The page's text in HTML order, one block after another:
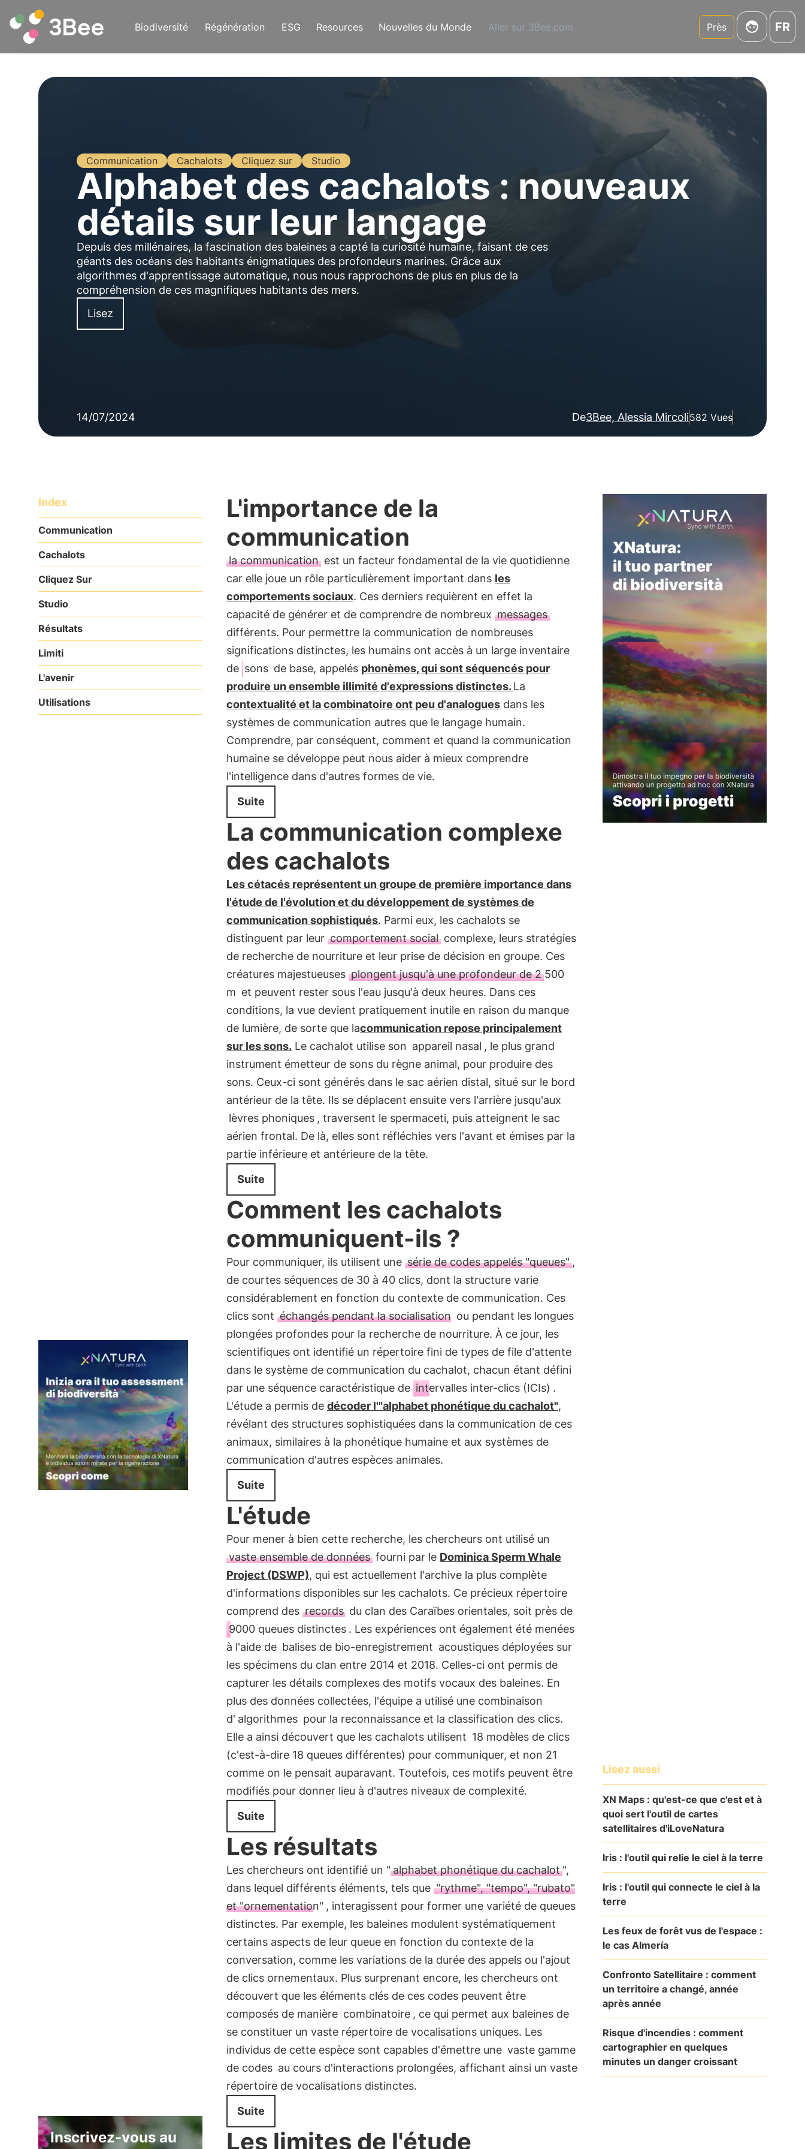
Biodiversité Régénération ESG Resources Nouvelles du Monde Aller sur 3Bee.com Près FR
Communication Cachalots Cliquez sur Studio
Alphabet des cachalots : nouveaux
détails sur leur langage
Depuis des millénaires, la fascination des baleines a capté la curiosité humaine, faisant de ces
géants des océans des habitants énigmatiques des profondeurs marines. Grâce aux
algorithmes d'apprentissage automatique, nous nous rapprochons de plus en plus de la
compréhension de ces magnifiques habitants des mers.
Lisez
14/07/2024 De3Bee, Alessia Mircoli582 Vues
Index
Communication
Cachalots
Cliquez Sur
Studio
Résultats
Limiti
L'avenir
Utilisations
Inscrivez-vous au
L'importance de la
communication
la communicationest un facteur fondamental de la vie quotidienne
car elle joue un rôle particulièrement important dans les
comportements sociaux. Ces derniers requièrent en effet la
capacité de générer et de comprendre de nombreux messages
différents. Pour permettre la communication de nombreuses
significations distinctes, les humains ont accès à un large inventaire
de sons de base, appelés phonèmes, qui sont séquencés pour
produire un ensemble illimité d'expressions distinctes.La
contextualité et la combinatoire ont peu d'analoguesdans les
systèmes de communication autres que le langage humain.
Comprendre, par conséquent, comment et quand la communication
humaine se développe peut nous aider à mieux comprendre
l'intelligence dans d'autres formes de vie.
Suite
La communication complexe
des cachalots
Les cétacés représentent un groupe de première importance dans
l'étude de l'évolution et du développement de systèmes de
communication sophistiqués. Parmi eux, les cachalots se
distinguent par leur comportement socialcomplexe, leurs stratégies
de recherche de nourriture et leur prise de décision en groupe. Ces
créatures majestueuses plongent jusqu'à une profondeur de 2 500
m et peuvent rester sous l'eau jusqu'à deux heures. Dans ces
conditions, la vue devient pratiquement inutile en raison du manque
de lumière, de sorte que lacommunication repose principalement
sur les sons.Le cachalot utilise son appareil nasal , le plus grand
instrument émetteur de sons du règne animal, pour produire des
sons. Ceux-ci sont générés dans le sac aérien distal, situé sur le bord
antérieur de la tête. Ils se déplacent ensuite vers l'arrière jusqu'aux
lèvres phoniques , traversent le spermaceti, puis atteignent le sac
aérien frontal. De là, elles sont réfléchies vers l'avant et émises par la
partie inférieure et antérieure de la tête.
Suite
Comment les cachalots
communiquent-ils ?
Pour communiquer, ils utilisent une série de codes appelés "queues",
de courtes séquences de 30 à 40 clics, dont la structure varie
considérablement en fonction du contexte de communication. Ces
clics sont échangés pendant la socialisation ou pendant les longues
plongées profondes pour la recherche de nourriture. À ce jour, les
scientifiques ont identifié un répertoire fini de types de file d'attente
dans le système de communication du cachalot, chacun étant défini
par une séquence caractéristique de intervalles inter-clics (ICIs) .
L'étude a permis de décoder l'"alphabet phonétique du cachalot",
révélant des structures sophistiquées dans la communication de ces
animaux, similaires à la phonétique humaine et aux systèmes de
communication d'autres espèces animales.
Suite
L'étude
Pour mener à bien cette recherche, les chercheurs ont utilisé un
vaste ensemble de donnéesfourni par le Dominica Sperm Whale
Project (DSWP), qui est actuellement l'archive la plus complète
d'informations disponibles sur les cachalots. Ce précieux répertoire
comprend des records du clan des Caraïbes orientales, soit près de
9000 queues distinctes . Les expériences ont également été menées
à l'aide de balises de bio-enregistrement acoustiques déployées sur
les spécimens du clan entre 2014 et 2018. Celles-ci ont permis de
capturer les détails complexes des motifs vocaux des baleines. En
plus des données collectées, l'équipe a utilisé une combinaison
d' algorithmes pour la reconnaissance et la classification des clics.
Elle a ainsi découvert que les cachalots utilisent 18 modèles de clics
(c'est-à-dire 18 queues différentes) pour communiquer, et non 21
comme on le pensait auparavant. Toutefois, ces motifs peuvent être
modifiés pour donner lieu à d'autres niveaux de complexité.
Suite
Les résultats
Les chercheurs ont identifié un " alphabet phonétique du cachalot",
dans lequel différents éléments, tels que "rythme", "tempo", "rubato"
et "ornementation" , interagissent pour former une variété de queues
distinctes. Par exemple, les baleines modulent systématiquement
certains aspects de leur queue en fonction du contexte de la
conversation, comme les variations de la durée des appels ou l'ajout
de clics ornementaux. Plus surprenant encore, les chercheurs ont
découvert que les éléments clés de ces codes peuvent être
composés de manière combinatoire , ce qui permet aux baleines de
se constituer un vaste répertoire de vocalisations uniques. Les
individus de cette espèce sont capables d'émettre une vaste gamme
de codes au cours d'interactions prolongées, affichant ainsi un vaste
répertoire de vocalisations distinctes.
Suite
Les limites de l'étude
Lisez aussi
XN Maps : qu'est-ce que c'est et à
quoi sert l'outil de cartes
satellitaires d'iLoveNatura
Iris : l'outil qui relie le ciel à la terre
Iris : l'outil qui connecte le ciel à la
terre
Les feux de forêt vus de l'espace :
le cas Almería
Confronto Satellitaire : comment
un territoire a changé, année
après année
Risque d'incendies : comment
cartographier en quelques
minutes un danger croissant